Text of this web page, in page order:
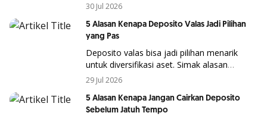
30 Jul 2026
5 Alasan Kenapa Deposito Valas Jadi Pilihan
yang Pas
Deposito valas bisa jadi pilihan menarik
untuk diversifikasi aset. Simak alasan
kenapa instrumen
kondisi
29 Jul 2026
5 Alasan Kenapa Jangan Cairkan Deposito
Sebelum Jatuh Tempo